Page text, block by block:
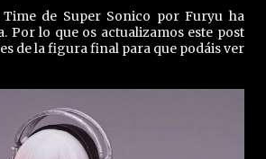
de Super Sonico por Furyu ha
Por lo que os actualizamos este post
de la figura final para que podáis ver